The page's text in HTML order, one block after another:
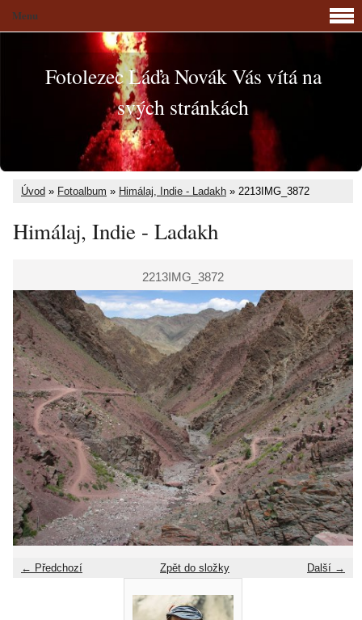
Fotolezec Láďa Novák Vás vítá na
svých stránkách
Úvod » Fotoalbum » Himálaj, Indie - Ladakh » 2213IMG_3872
Himálaj, Indie - Ladakh
2213IMG_3872
← Předchozí Další →
Zpět do složky
Menu